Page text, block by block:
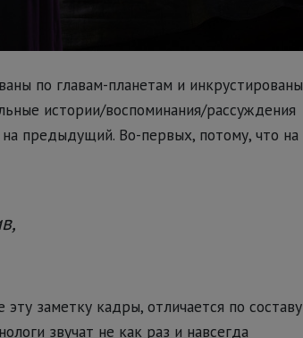
по главам-планетам и инкрустированы
истории/воспоминания/рассуждения
предыдущий. Во-первых, потому, что на
заметку кадры, отличается по составу
звучат не как раз и навсегда